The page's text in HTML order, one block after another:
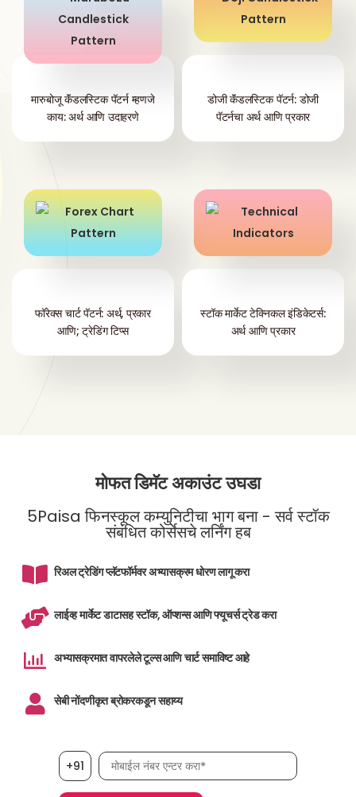
मारुबोजू कॅंडलस्टिक पॅटर्न म्हणजे
काय: अर्थ आणि उदाहरणे
डोजी कॅंडलस्टिक पॅटर्न: डोजी
पॅटर्नचा अर्थ आणि प्रकार
फॉरेक्स चार्ट पॅटर्न: अर्थ, प्रकार
आणि; ट्रेडिंग टिप्स
स्टॉक मार्केट टेक्निकल इंडिकेटर्स:
अर्थ आणि प्रकार
मोफत डिमॅट अकाउंट उघडा
5Paisa फिनस्कूल कम्युनिटीचा भाग बना - सर्व स्टॉक
संबंधित कोर्सेसचे लर्निंग हब
रिअल ट्रेडिंग प्लॅटफॉर्मवर अभ्यासक्रम धोरण लागू करा
लाईव्ह मार्केट डाटासह स्टॉक, ऑप्शन्स आणि फ्यूचर्स ट्रेड करा
अभ्यासक्रमात वापरलेले टूल्स आणि चार्ट समाविष्ट आहे
सेबी नोंदणीकृत ब्रोकरकडून सहाय्य
+91 मोबाईल नंबर, आवश्यक